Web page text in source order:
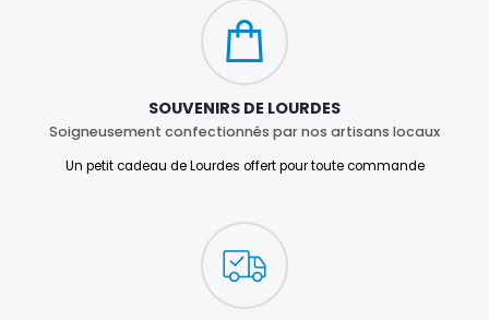
SOUVENIRS DE LOURDES
Soigneusement confectionnés par nos artisans locaux
Un petit cadeau de Lourdes offert pour toute commande